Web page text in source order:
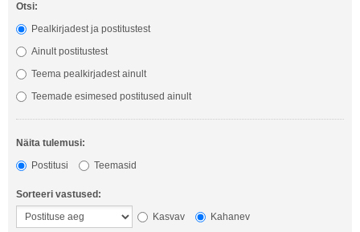
Otsi:
Pealkirjadest ja postitustest
Ainult postitustest
Teema pealkirjadest ainult
Teemade esimesed postitused ainult
Näita tulemusi:
Postitusi
Teemasid
Sorteeri vastused:
Kasvav
Kahanev